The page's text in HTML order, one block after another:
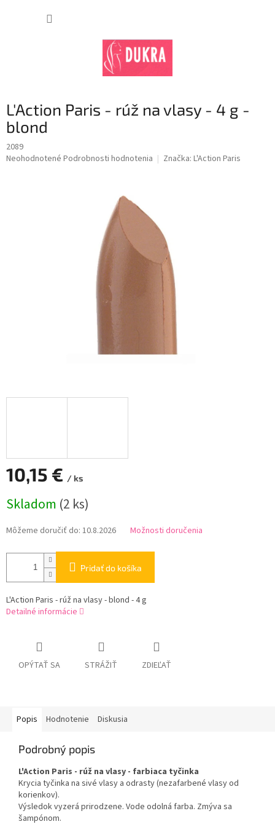
L'Action Paris - rúž na vlasy - 4 g -
blond
2089
Priemerné
Neohodnotené Podrobnosti hodnotenia Značka: L'Action Paris
10,15 € / ks
cena:
Skladom (2 ks)
Môžeme doručiť do: 10.8.2026 Možnosti doručenia
Pridať do košíka
L'Action Paris - rúž na vlasy - blond - 4 g
Detailné informácie
OPÝTAŤ SA STRÁŽIŤ ZDIEĽAŤ
Popis Hodnotenie Diskusia
Podrobný popis
L'Action Paris - rúž na vlasy - farbiaca tyčinka
Krycia tyčinka na sivé vlasy a odrasty (nezafarbené vlasy od
korienkov).
Výsledok vyzerá prirodzene. Vode odolná farba. Zmýva sa
šampónom.